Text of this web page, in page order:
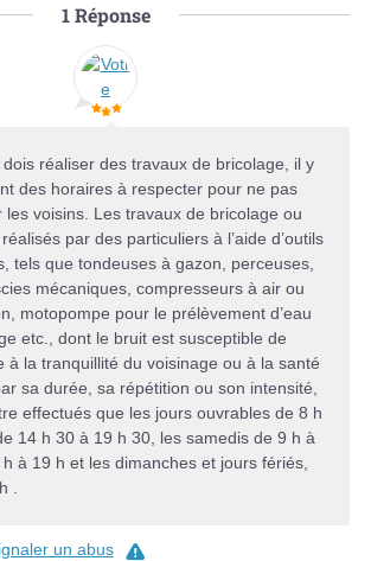
1Réponse
dois réaliser des travaux de bricolage, il y
des horaires à respecter pour ne pas
les voisins. Les travaux de bricolage ou
par des particuliers à l’aide d’outils
tels que tondeuses à gazon, perceuses,
mécaniques, compresseurs à air ou
motopompe pour le prélèvement d’eau
etc., dont le bruit est susceptible de
à la tranquillité du voisinage ou à la santé
sa durée, sa répétition ou son intensité,
effectués que les jours ouvrables de 8 h
14 h 30 à 19 h 30, les samedis de 9 h à
à 19 h et les dimanches et jours fériés,
.
un abus